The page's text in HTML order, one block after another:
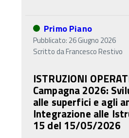
Primo Piano
Pubblicato: 26 Giugno 2026
Scritto daFrancesco Restivo
ISTRUZIONI
Campagna 2026:
alle superfici e agli
Integrazione alle
15 del 15/05/2026